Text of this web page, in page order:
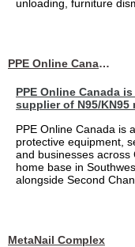
unloading, furniture
PPE Online Canada – Bulk PPE Supplier | N95, Gloves, Masks & Medical Supplies
PPE Online Canada
supplier of N95/KN95
PPE Online Canada is
protective equipment,
and businesses across
home base in
alongside Second
MetaNail Complex